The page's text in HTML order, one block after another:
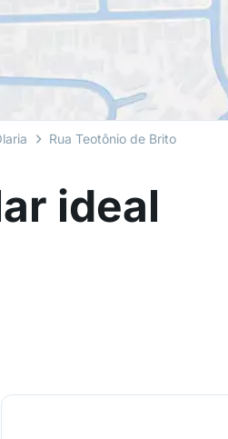
Rua Teotônio de Brito
ideal